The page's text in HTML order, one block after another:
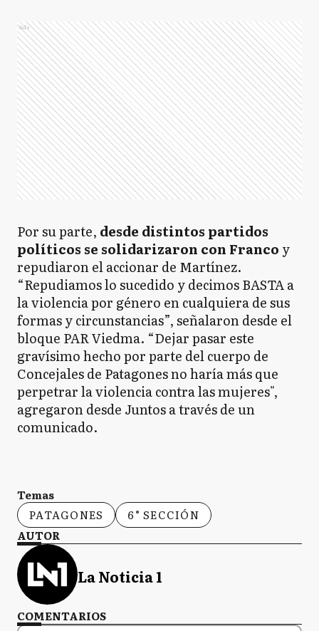
Ads
Por su parte, desde distintos partidos
políticos se solidarizaron con Franco y
repudiaron el accionar de Martínez.
“Repudiamos lo sucedido y decimos BASTA a
la violencia por género en cualquiera de sus
formas y circunstancias”, señalaron desde el
bloque PAR Viedma. “Dejar pasar este
gravísimo hecho por parte del cuerpo de
Concejales de Patagones no haría más que
perpetrar la violencia contra las mujeres",
agregaron desde Juntos a través de un
comunicado.
Temas
PATAGONES
6° SECCIÓN
AUTOR
La Noticia 1
COMENTARIOS